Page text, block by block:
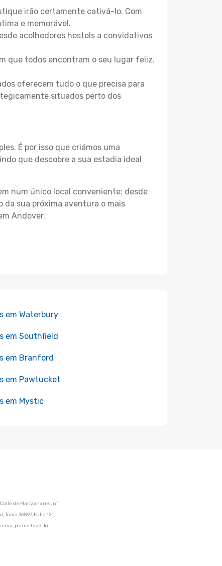
irão certamente cativá-lo. Com
e memorável.
acolhedores hostels a convidativos
que todos encontram o seu lugar feliz.
oferecem tudo o que precisa para
situados perto dos
É por isso que criámos uma
que descobre a sua estadia ideal
num único local conveniente: desde
da sua próxima aventura o mais
Andover.
em Waterbury
em Southfield
em Branford
em Pawtucket
em Mystic
de Manzanares, nº
36897, Folio 121,
podes fazê-lo